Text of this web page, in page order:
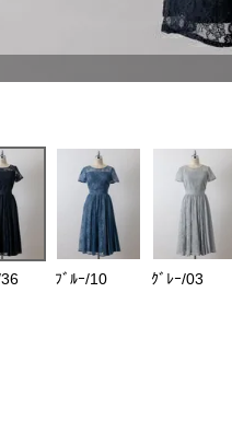
ﾌﾞﾙｰ/10 ｸﾞﾚｰ/03